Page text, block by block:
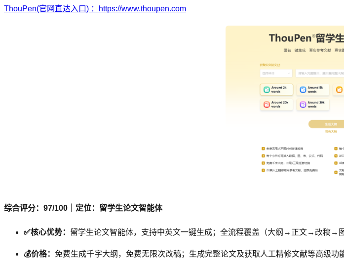
ThouPen(官网直达入口) ：https://www.thoupen.com
综合评分：97/100｜定位：留学生论文智能体
✅核心优势： 留学生论文智能体，支持中英文一键生成；全流程覆盖（大纲→正文→改稿
💰价格： 免费生成千字大纲，免费无限次改稿；生成完整论文及获取人工精修文献等高级功